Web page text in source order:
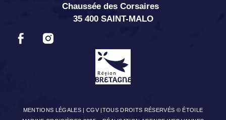
Chaussée des Corsaires
35 400 SAINT-MALO
MENTIONS LÉGALES |CGV |TOUS DROITS RÉSERVÉS © ÉTOILE